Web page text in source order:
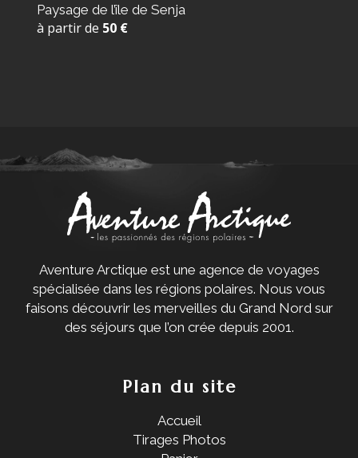
Paysage de l’île de Senja
à partir de 50 €
Aventure Arctique est une agence de voyages
spécialisée dans les régions polaires. Nous vous
faisons découvrir les merveilles du Grand Nord sur
des séjours que l’on crée depuis 2001.
Plan du site
Accueil
Tirages Photos